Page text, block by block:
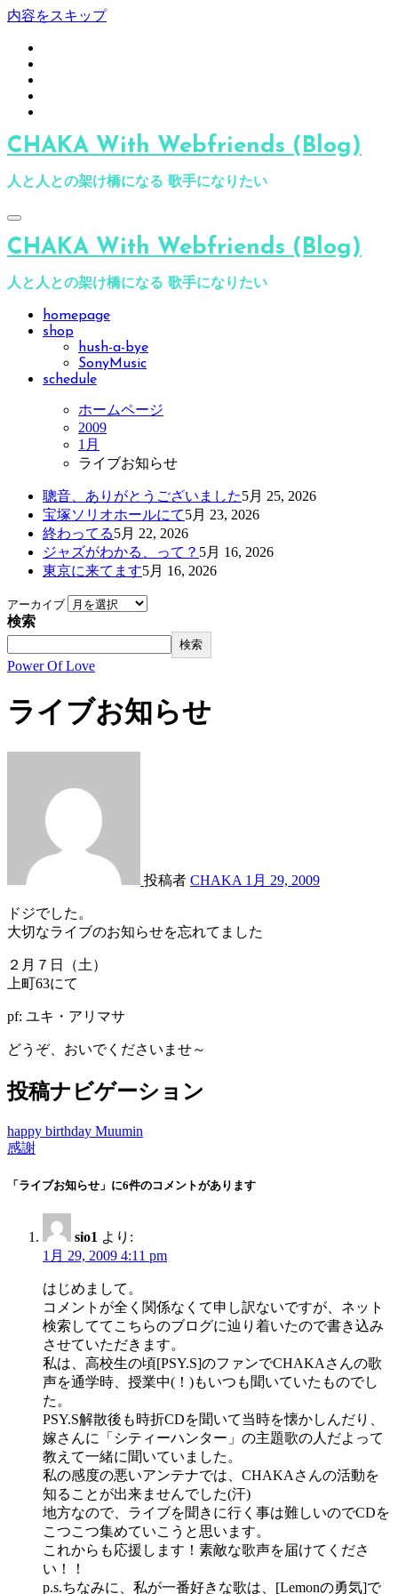
内容をスキップ
CHAKA With Webfriends (Blog)
人と人との架け橋になる 歌手になりたい
CHAKA With Webfriends (Blog)
人と人との架け橋になる 歌手になりたい
homepage
shop
hush-a-bye
SonyMusic
schedule
ホームページ
2009
1月
ライブお知らせ
聰音、ありがとうございました5月 25, 2026
宝塚ソリオホールにて5月 23, 2026
終わってる5月 22, 2026
ジャズがわかる、って？ 5月 16, 2026
東京に来てます5月 16, 2026
アーカイブ
検索
検索
Power Of Love
ライブお知らせ
投稿者 CHAKA 1月 29, 2009
ドジでした。
大切なライブのお知らせを忘れてました
２月７日（土）
上町63にて
pf: ユキ・アリマサ
どうぞ、おいでくださいませ～
投稿ナビゲーション
happy birthday Muumin
感謝
「ライブお知らせ」に6件のコメントがあります
sio1 より:
1月 29, 2009 4:11 pm
はじめまして。
コメントが全く関係なくて申し訳ないですが、ネット
検索しててこちらのブログに辿り着いたので書き込み
させていただきます。
私は、高校生の頃[PSY.S]のファンでCHAKAさんの歌
声を通学時、授業中(！)もいつも聞いていたものでし
た。
PSY.S解散後も時折CDを聞いて当時を懐かしんだり、
嫁さんに「シティーハンター」の主題歌の人だよって
教えて一緒に聞いていました。
私の感度の悪いアンテナでは、CHAKAさんの活動を
知ることが出来ませんでした(汗)
地方なので、ライブを聞きに行く事は難しいのでCDを
こつこつ集めていこうと思います。
これからも応援します！素敵な歌声を届けてくださ
い！！
p.s.ちなみに、私が一番好きな歌は、[Lemonの勇気]で